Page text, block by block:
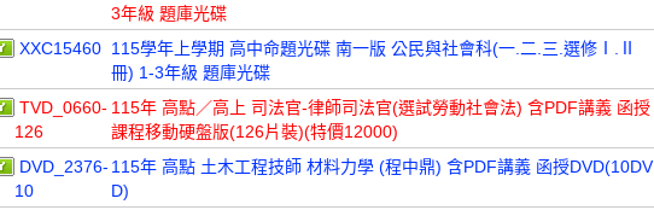
3年級 題庫光碟
XXC15460 115學年上學期 高中命題光碟 南一版 公民與社會科(一.二.三.選修Ⅰ.Ⅱ
冊) 1-3年級 題庫光碟
TVD_0660-
126
115年 高點／高上 司法官-律師司法官(選試勞動社會法) 含PDF講義 函授
課程移動硬盤版(126片裝)(特價12000)
DVD_2376-
10
115年 高點 土木工程技師 材料力學 (程中鼎) 含PDF講義 函授DVD(10DV
D)